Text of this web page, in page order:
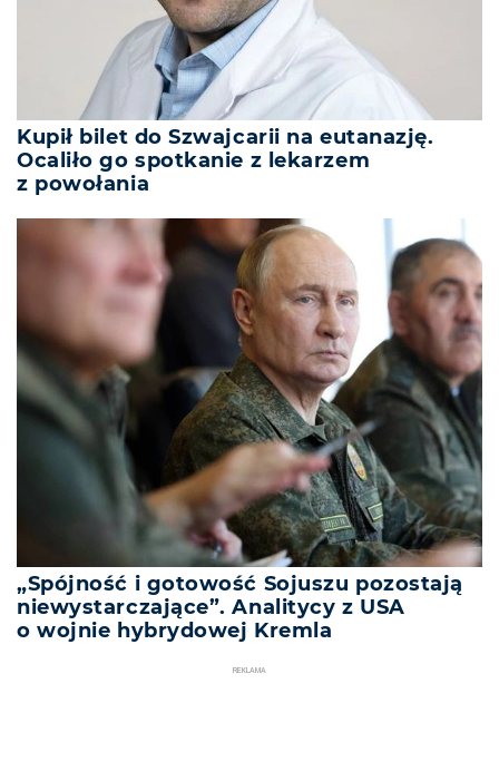
Kupił bilet do Szwajcarii na eutanazję.
Ocaliło go spotkanie z lekarzem
z powołania
„Spójność i gotowość Sojuszu pozostają
niewystarczające”. Analitycy z USA
o wojnie hybrydowej Kremla
REKLAMA